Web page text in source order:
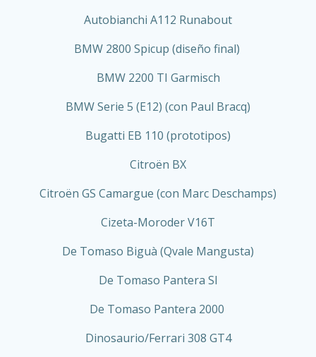
Autobianchi A112 Runabout
BMW 2800 Spicup (diseño final)
BMW 2200 TI Garmisch
BMW Serie 5 (E12) (con Paul Bracq)
Bugatti EB 110 (prototipos)
Citroën BX
Citroën GS Camargue (con Marc Deschamps)
Cizeta-Moroder V16T
De Tomaso Biguà (Qvale Mangusta)
De Tomaso Pantera SI
De Tomaso Pantera 2000
Dinosaurio/Ferrari 308 GT4